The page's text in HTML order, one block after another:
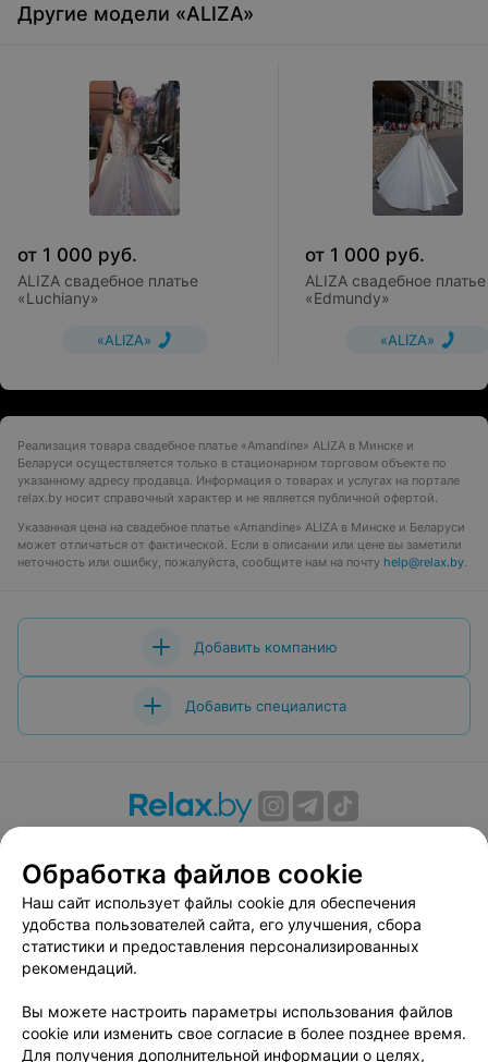
Другие модели «ALIZA»
от 1 000 руб.
ALIZA свадебное платье
«Luchiany»
«ALIZA»
от 1 000 руб.
ALIZA свадебное платье
«Edmundy»
«ALIZA»
Реализация товара свадебное платье «Amandine» ALIZA в Минске и
Беларуси осуществляется только в стационарном торговом объекте по
указанному адресу продавца. Информация о товарах и услугах на портале
relax.by носит справочный характер и не является публичной офертой.
Указанная цена на свадебное платье «Amandine» ALIZA в Минске и Беларуси
может отличаться от фактической. Если в описании или цене вы заметили
неточность или ошибку, пожалуйста, сообщите нам на почту help@relax.by.
Добавить компанию
Добавить специалиста
Вакансии
Публичный договор
Способы оплаты
Публичный договор по использованию сервиса
«Афиша»
Пользовательское соглашение
Связаться по вопросам сотрудничества
Написать руководителю relax.by
Обработка файлов cookie
Наш сайт использует файлы cookie для обеспечения
удобства пользователей сайта, его улучшения, сбора
статистики и предоставления персонализированных
рекомендаций.
Вы можете настроить параметры использования файлов
cookie или изменить свое согласие в более позднее время.
Для получения дополнительной информации о целях,